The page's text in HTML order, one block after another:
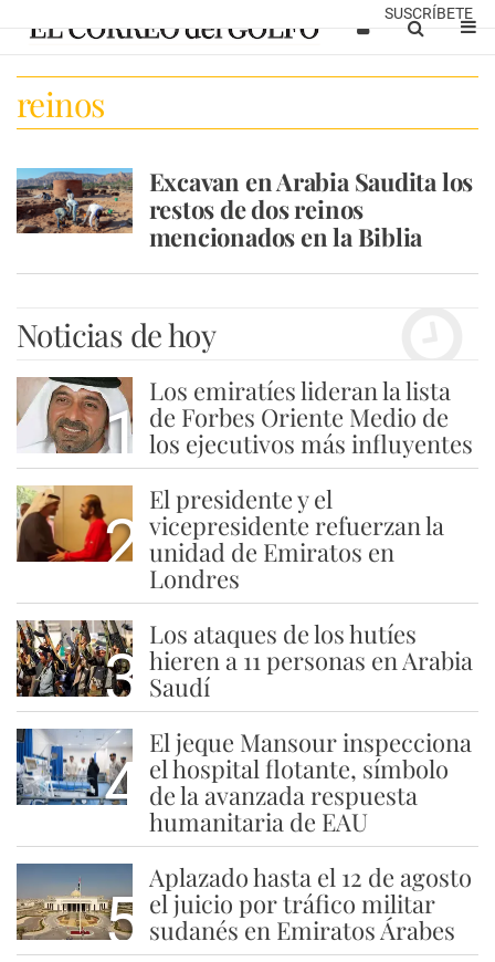
SUSCRÍBETE
reinos
Excavan en Arabia Saudita los
restos de dos reinos
mencionados en la Biblia
Noticias de hoy
1
Los emiratíes lideran la lista
de Forbes Oriente Medio de
los ejecutivos más influyentes
2
El presidente y el
vicepresidente refuerzan la
unidad de Emiratos en
Londres
3
Los ataques de los hutíes
hieren a 11 personas en Arabia
Saudí
4
El jeque Mansour inspecciona
el hospital flotante, símbolo
de la avanzada respuesta
humanitaria de EAU
5
Aplazado hasta el 12 de agosto
el juicio por tráfico militar
sudanés en Emiratos Árabes